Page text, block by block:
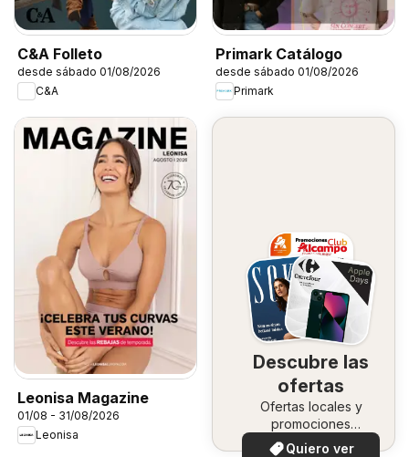
C&A Folleto
desde sábado 01/08/2026
C&A
Primark Catálogo
desde sábado 01/08/2026
Primark
Leonisa Magazine
01/08 - 31/08/2026
Leonisa
Descubre las
ofertas
Ofertas locales y
promociones
especiales.
Quiero ver